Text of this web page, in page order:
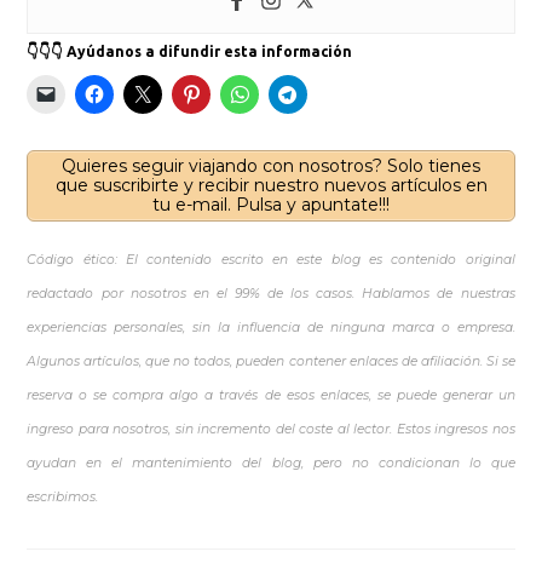
👇👇👇 Ayúdanos a difundir esta información
Quieres seguir viajando con nosotros? Solo tienes
que suscribirte y recibir nuestro nuevos artículos en
tu e-mail. Pulsa y apuntate!!!
Código ético: El contenido escrito en este blog es contenido original
redactado por nosotros en el 99% de los casos. Hablamos de nuestras
experiencias personales, sin la influencia de ninguna marca o empresa.
Algunos artículos, que no todos, pueden contener enlaces de afiliación. Si se
reserva o se compra algo a través de esos enlaces, se puede generar un
ingreso para nosotros, sin incremento del coste al lector. Estos ingresos nos
ayudan en el mantenimiento del blog, pero no condicionan lo que
escribimos.